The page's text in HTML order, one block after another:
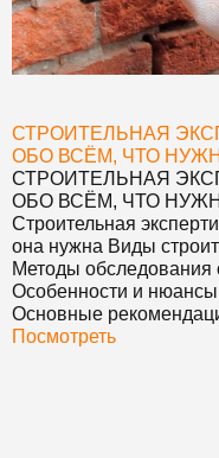
СТРОИТЕЛЬНАЯ
ОБО ВСЁМ, ЧТО
СТРОИТЕЛЬНАЯ
ОБО ВСЁМ, ЧТО
Строительная
она нужна Виды
Методы обследования
Особенности и нюансы
Основные
Посмотреть